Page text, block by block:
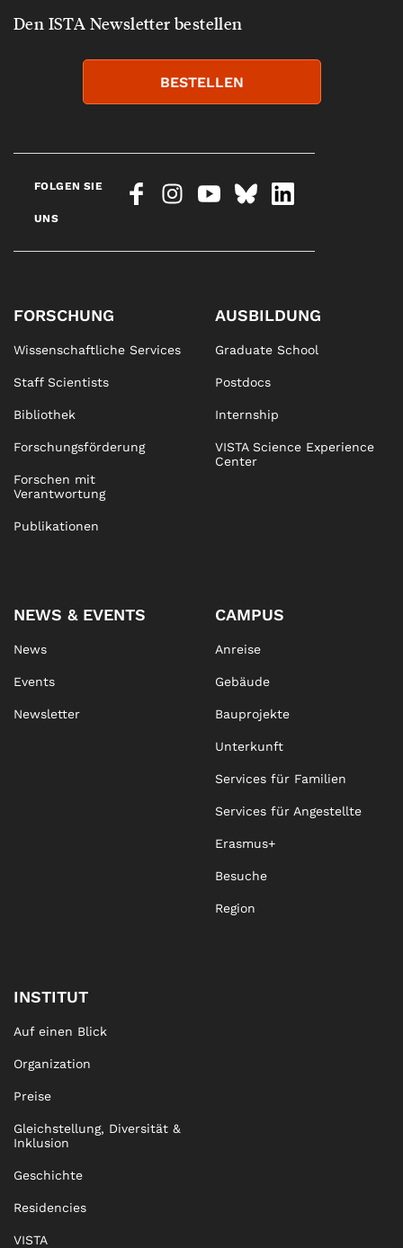
Den ISTA Newsletter bestellen
BESTELLEN
FOLGEN SIE
UNS
FORSCHUNG
Wissenschaftliche Services
Staff Scientists
Bibliothek
Forschungsförderung
Forschen mit
Verantwortung
Publikationen
AUSBILDUNG
Graduate School
Postdocs
Internship
VISTA Science Experience
Center
NEWS & EVENTS
News
Events
Newsletter
CAMPUS
Anreise
Gebäude
Bauprojekte
Unterkunft
Services für Familien
Services für Angestellte
Erasmus+
Besuche
Region
INSTITUT
Auf einen Blick
Organization
Preise
Gleichstellung, Diversität &
Inklusion
Geschichte
Residencies
VISTA